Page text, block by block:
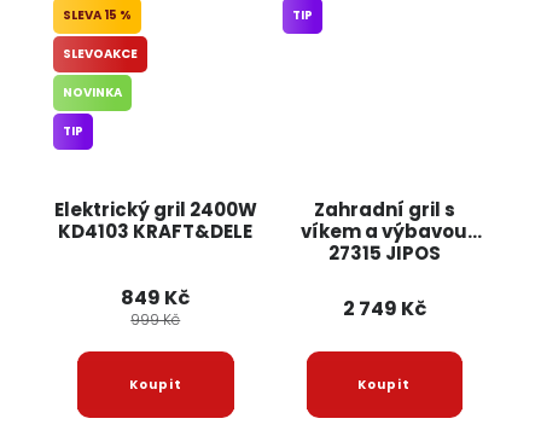
Elektrický gril 2400W
KD4103 KRAFT&DELE
15 %
SLEVOAKCE
NOVINKA
TIP
849 Kč
999 Kč
Zahradní gril s
víkem a výbavou
27315 JIPOS
TIP
2 749 Kč